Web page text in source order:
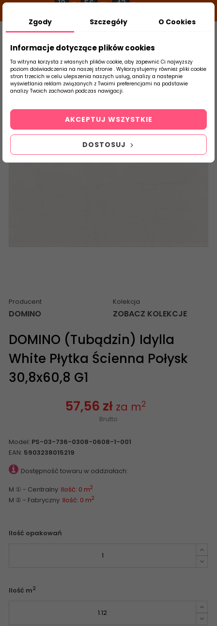
12 g 56 m 43 s
Szukaj
produktu
Strona Główna Płytki Łazienkowe
Producent
DOMINO
Kolekcja
ZOBACZ KOLEKCJE
DOMINO (Tubądzin) Idylla
White Płytka Ścienna Połysk
30,8x60,8 G1
57,56 zł za m2
Brutto
Model: PS-03-736-0308-0608-1-001
EAN: 5903238015219
Dostępność towaru w oddziałach:
M ① - Centralny Ilość: 0 m2
M ② - Fabryczny Ilość: 0 m2
Ilość opakowań
Ilość m2
Zgody Szczegóły O Cookies
Informacje dotyczące plików cookies
Ta witryna korzysta z własnych plików cookie, aby zapewnić Ci najwyższy
poziom doświadczenia na naszej stronie . Wykorzystujemy również pliki cookie
stron trzecich w celu ulepszenia naszych usług, analizy a nastepnie
wyświetlania reklam związanych z Twoimi preferencjami na podstawie
analizy Twoich zachowań podczas nawigacji.
DOSTOSUJ
AKCEPTUJ WSZYSTKIE